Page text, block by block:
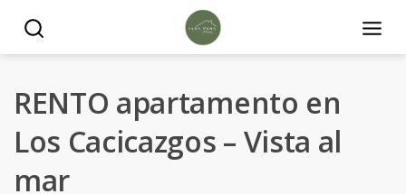
RENTO apartamento en
Los Cacicazgos – Vista al
mar